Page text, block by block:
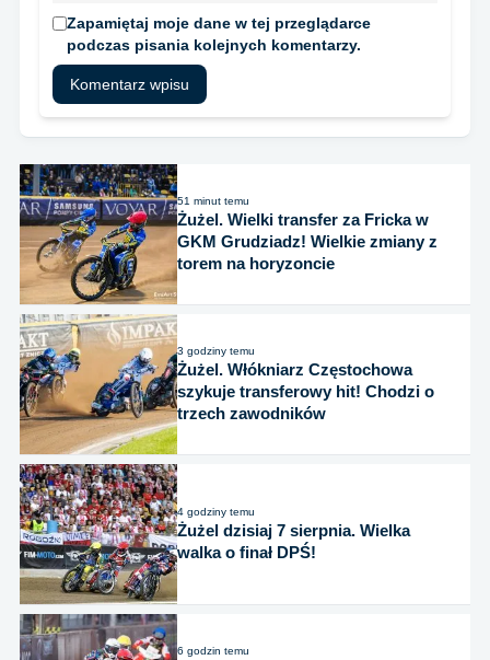
Zapamiętaj moje dane w tej przeglądarce
podczas pisania kolejnych komentarzy.
51 minut temu
Żużel. Wielki transfer za Fricka w
GKM Grudziadz! Wielkie zmiany z
torem na horyzoncie
3 godziny temu
Żużel. Włókniarz Częstochowa
szykuje transferowy hit! Chodzi o
trzech zawodników
4 godziny temu
Żużel dzisiaj 7 sierpnia. Wielka
walka o finał DPŚ!
6 godzin temu